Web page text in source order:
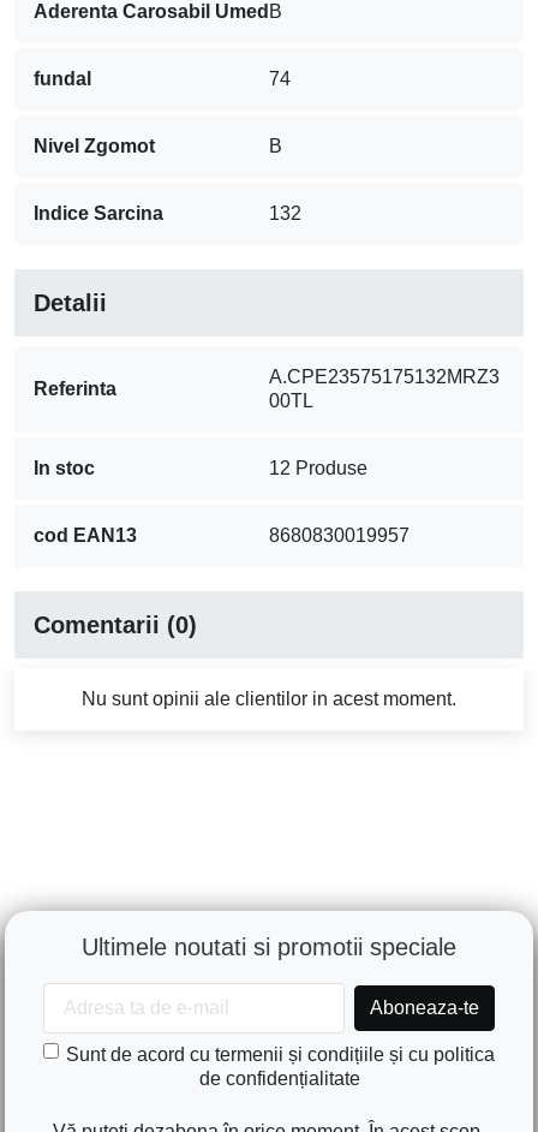
Aderenta Carosabil Umed B
fundal 74
Nivel Zgomot B
Indice Sarcina 132
Detalii
Referinta
A.CPE23575175132MRZ3
00TL
In stoc 12 Produse
cod EAN13 8680830019957
Comentarii (0)
Nu sunt opinii ale clientilor in acest moment.
Ultimele noutati si promotii speciale
Sunt de acord cu termenii și condițiile și cu politica
de confidențialitate